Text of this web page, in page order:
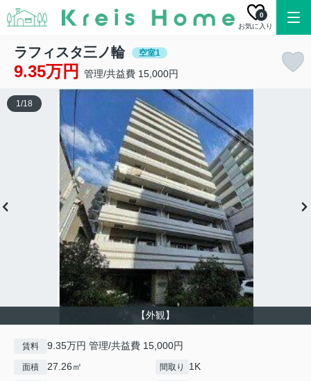
お気に入り
0
ラフィスタ三ノ輪 空室1
9.35万円 管理/共益費 15,000円
【外観】
1/18
賃料 9.35万円 管理/共益費 15,000円
面積 27.26㎡ 間取り 1K